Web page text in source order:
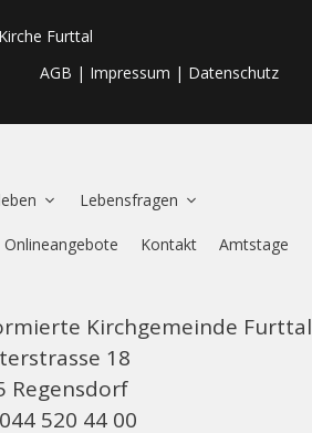
Furttal
AGB | Impressum | Datenschutz
Lebensfragen
Onlineangebote Kontakt Amtstage
Kirchgemeinde Furttal
18
Regensdorf
520 44 00